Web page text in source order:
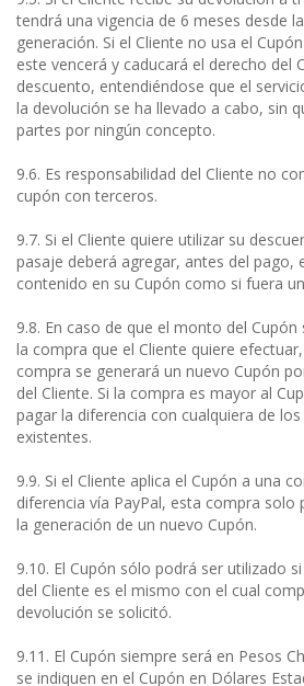
tendrá una vigencia de 6 meses desde
generación. Si el Cliente no usa el
este vencerá y caducará el derecho del
descuento, entendiéndose que el
la devolución se ha llevado a cabo, sin
partes por ningún concepto.
9.6. Es responsabilidad del Cliente no
cupón con terceros.
9.7. Si el Cliente quiere utilizar su
pasaje deberá agregar, antes del pago,
contenido en su Cupón como si fuera
9.8. En caso de que el monto del
la compra que el Cliente quiere
compra se generará un nuevo Cupón
del Cliente. Si la compra es mayor al
pagar la diferencia con cualquiera de
existentes.
9.9. Si el Cliente aplica el Cupón a una
diferencia vía PayPal, esta compra solo
la generación de un nuevo Cupón.
9.10. El Cupón sólo podrá ser utilizado
del Cliente es el mismo con el cual
devolución se solicitó.
9.11. El Cupón siempre será en Pesos
se indiquen en el Cupón en Dólares